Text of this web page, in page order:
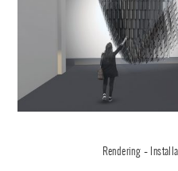
Rendering –